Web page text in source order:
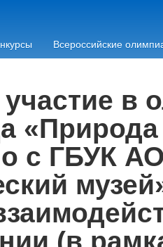
Всероссийские
в
«Природа
с ГБУК